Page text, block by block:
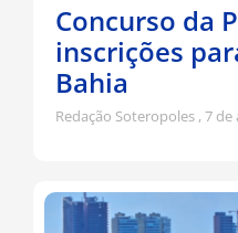
Concurso da
inscrições
Bahia
Redação Soteropoles 7 de